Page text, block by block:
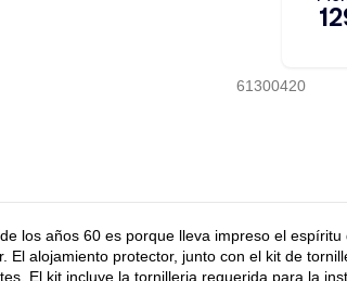
61300420
los años 60 es porque lleva impreso el
alojamiento protector, junto con el kit de
El kit incluye la tornilleria requerida para la